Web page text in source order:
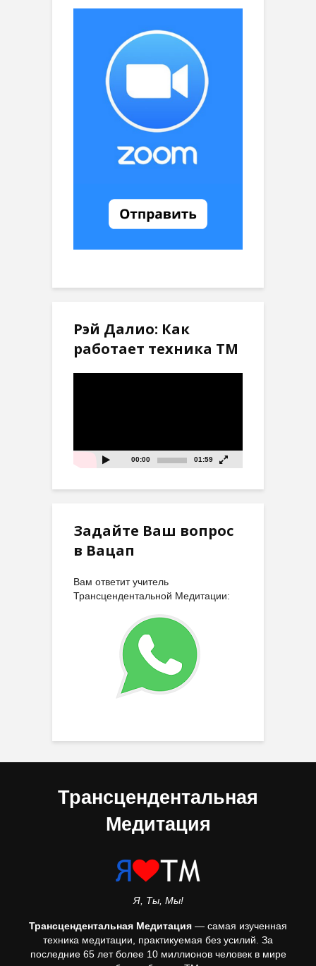
Рэй Далио: Как
работает техника ТМ
00:00 01:59
Задайте Ваш вопрос
в Вацап
Вам ответит учитель
Трансцендентальной Медитации:
Трансцендентальная
Медитация
Я, Ты, Мы!
Трансцендентальная Медитация — самая изученная
техника медитации, практикуемая без усилий. За
последние 65 лет более 10 миллионов человек в мире